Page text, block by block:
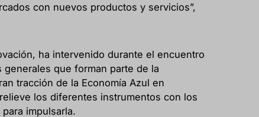
con nuevos productos y servicios”,
ha intervenido durante el encuentro
que forman parte de la
tracción de la Economía Azul en
los diferentes instrumentos con los
impulsarla.